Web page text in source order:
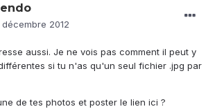
décembre 2012
aussi. Je ne vois pas comment il peut y
si tu n'as qu'un seul fichier .jpg par
de tes photos et poster le lien ici ?